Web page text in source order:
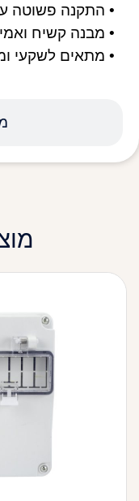
• התקנה פשוטה
• מבנה קשיח
• מתאים לשקעי